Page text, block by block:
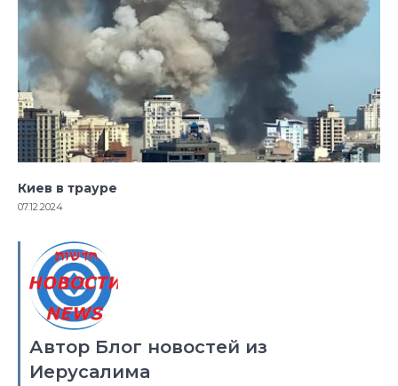
Киев в трауре
07.12.2024
Автор Блог новостей из
Иерусалима